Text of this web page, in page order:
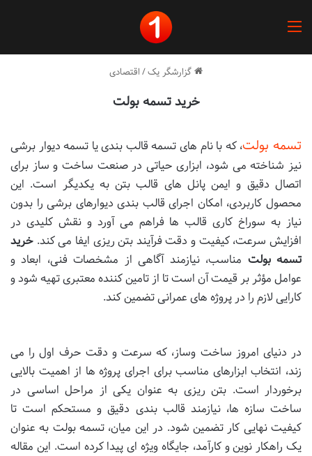
گزارشگر یک/ اقتصادی
خرید تسمه بولت
تسمه بولت، که با نام های تسمه قالب بندی یا تسمه دیوار برشی
نیز شناخته می شود، ابزاری حیاتی در صنعت ساخت و ساز برای
اتصال دقیق و ایمن پانل های قالب بتن به یکدیگر است. این
محصول کاربردی، امکان اجرای قالب بندی دیوارهای برشی را بدون
نیاز به سوراخ کاری قالب ها فراهم می آورد و نقش کلیدی در
افزایش سرعت، کیفیت و دقت فرآیند بتن ریزی ایفا می کند. خرید
تسمه بولت مناسب، نیازمند آگاهی از مشخصات فنی، ابعاد و
عوامل مؤثر بر قیمت آن است تا از تامین کننده معتبری تهیه شود و
کارایی لازم را در پروژه های عمرانی تضمین کند.
در دنیای امروز ساخت وساز، که سرعت و دقت حرف اول را می
زند، انتخاب ابزارهای مناسب برای اجرای پروژه ها از اهمیت بالایی
برخوردار است. بتن ریزی به عنوان یکی از مراحل اساسی در
ساخت سازه ها، نیازمند قالب بندی دقیق و مستحکم است تا
کیفیت نهایی کار تضمین شود. در این میان، تسمه بولت به عنوان
یک راهکار نوین و کارآمد، جایگاه ویژه ای پیدا کرده است. این مقاله